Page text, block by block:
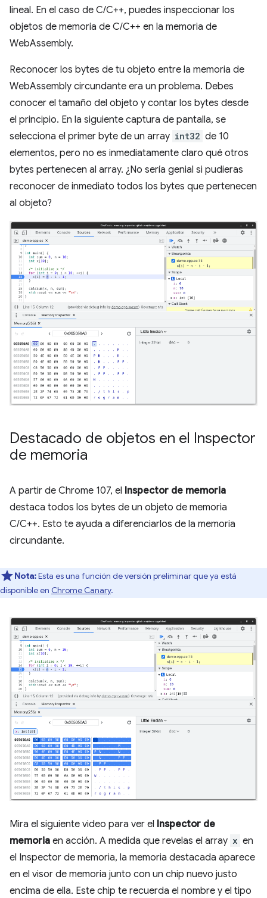
lineal. En el caso de C/C++, puedes inspeccionar los
objetos de memoria de C/C++ en la memoria de
WebAssembly.
Reconocer los bytes de tu objeto entre la memoria de
WebAssembly circundante era un problema. Debes
conocer el tamaño del objeto y contar los bytes desde
el principio. En la siguiente captura de pantalla, se
selecciona el primer byte de un array int32 de 10
elementos, pero no es inmediatamente claro qué otros
bytes pertenecen al array. ¿No sería genial si pudieras
reconocer de inmediato todos los bytes que pertenecen
al objeto?
Destacado de objetos en el Inspector
de memoria
A partir de Chrome 107, el Inspector de memoria
destaca todos los bytes de un objeto de memoria
C/C++. Esto te ayuda a diferenciarlos de la memoria
circundante.
Nota:Esta es una función de versión preliminar que ya está
disponible en Chrome Canary.
Mira el siguiente video para ver el Inspector de
memoria en acción. A medida que revelas el array x en
el Inspector de memoria, la memoria destacada aparece
en el visor de memoria junto con un chip nuevo justo
encima de ella. Este chip te recuerda el nombre y el tipo